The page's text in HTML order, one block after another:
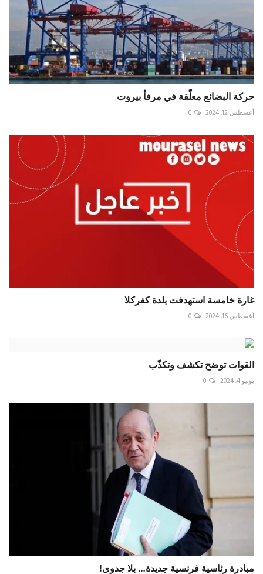
حركة البضائع معلّقة في مرفأ بيروت
أغسطس 12, 2024 0
غارة خامسة استهدفت بلدة كفركلا
أغسطس 16, 2024 0
القوات توضح تكشف وتكذّب
يونيو 4, 2024 0
مبادرة رئاسية فرنسية جديدة… بلا جدوى!